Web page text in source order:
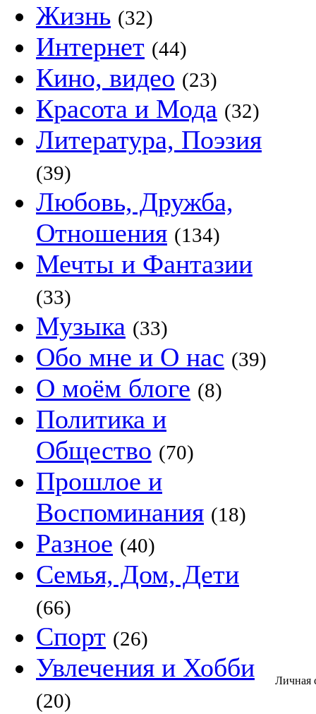
Жизнь (32)
Интернет (44)
Кино, видео (23)
Красота и Мода (32)
Литература, Поэзия
(39)
Любовь, Дружба,
Отношения (134)
Мечты и Фантазии
(33)
Музыка (33)
Обо мне и О нас (39)
О моём блоге (8)
Политика и
Общество (70)
Прошлое и
Воспоминания (18)
Разное (40)
Семья, Дом, Дети
(66)
Спорт (26)
Увлечения и Хобби
(20)
Личная